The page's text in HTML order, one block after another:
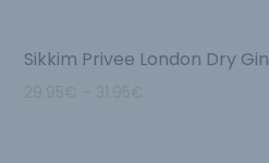
Sikkim Privee London Dry Gin
29.95€ – 31.95€